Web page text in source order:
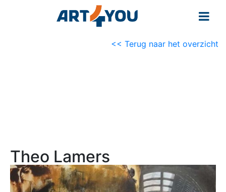
<< Terug naar het overzicht
Theo Lamers